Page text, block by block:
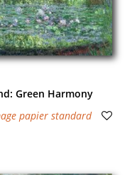
Green Harmony
papier standard